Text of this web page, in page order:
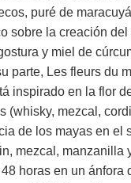
puré de
sobre la creación
y miel de
parte, Les fleurs du
inspirado en la flor
(whisky, mezcal,
de los mayas en el
mezcal, manzanilla
horas en un ánfora